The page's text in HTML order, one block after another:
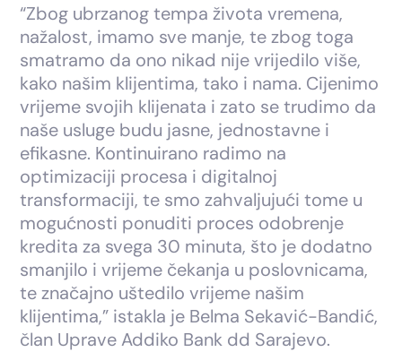
“Zbog ubrzanog tempa života vremena,
nažalost, imamo sve manje, te zbog toga
smatramo da ono nikad nije vrijedilo više,
kako našim klijentima, tako i nama. Cijenimo
vrijeme svojih klijenata i zato se trudimo da
naše usluge budu jasne, jednostavne i
efikasne. Kontinuirano radimo na
optimizaciji procesa i digitalnoj
transformaciji, te smo zahvaljujući tome u
mogućnosti ponuditi proces odobrenje
kredita za svega 30 minuta, što je dodatno
smanjilo i vrijeme čekanja u poslovnicama,
te značajno uštedilo vrijeme našim
klijentima,” istakla je Belma Sekavić-Bandić,
član Uprave Addiko Bank dd Sarajevo.